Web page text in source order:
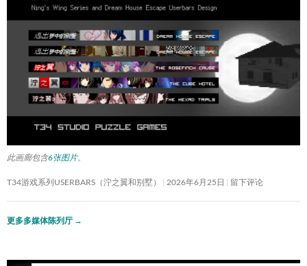
此画廊包含6张图片。
T34游戏系列USERBARS（泞之翼和别墅） 2026年6月25日 留下评论
更多多媒体陈列厅 →